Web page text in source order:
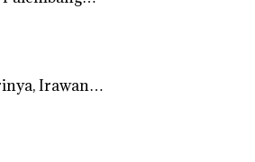
Irawan…